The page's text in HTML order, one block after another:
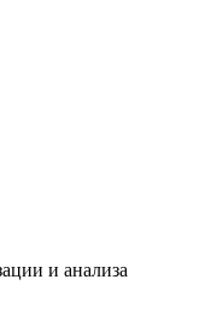
и анализа